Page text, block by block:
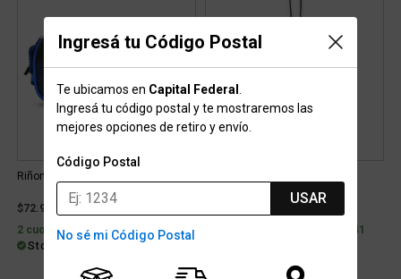
Ingresá tu Código Postal
Te ubicamos en Capital Federal
Ingresá tu código postal y te mostraremos las
mejores opciones de retiro y envío.
Código Postal
USAR
No sé mi Código Postal
Riñonera Chums Trail Jam
$72.999
2 cuotas sin interés de $36.500
Stock para retiro/envío
6 cuotas con interés de $6.041